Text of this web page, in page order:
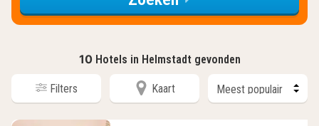
10 Hotels in Helmstadt gevonden
Filters Kaart